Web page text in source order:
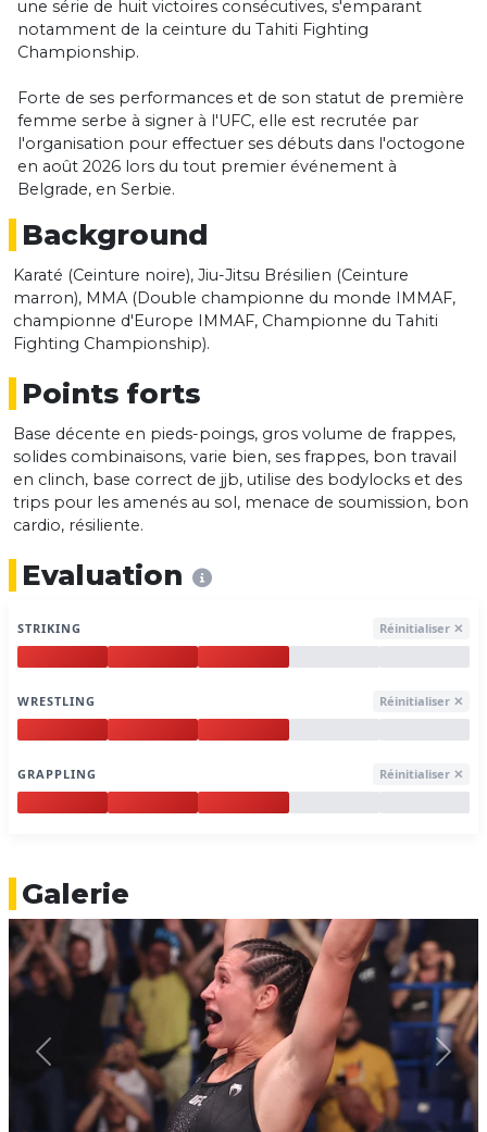
une série de huit victoires consécutives, s'emparant
notamment de la ceinture du Tahiti Fighting
Championship.
Forte de ses performances et de son statut de première
femme serbe à signer à l'UFC, elle est recrutée par
l'organisation pour effectuer ses débuts dans l'octogone
en août 2026 lors du tout premier événement à
Belgrade, en Serbie.
Background
Karaté (Ceinture noire), Jiu-Jitsu Brésilien (Ceinture
marron), MMA (Double championne du monde IMMAF,
championne d'Europe IMMAF, Championne du Tahiti
Fighting Championship).
Points forts
Base décente en pieds-poings, gros volume de frappes,
solides combinaisons, varie bien, ses frappes, bon travail
en clinch, base correct de jjb, utilise des bodylocks et des
trips pour les amenés au sol, menace de soumission, bon
cardio, résiliente.
Evaluation
STRIKING Réinitialiser ✕
WRESTLING Réinitialiser ✕
GRAPPLING Réinitialiser ✕
Galerie
Previous Next